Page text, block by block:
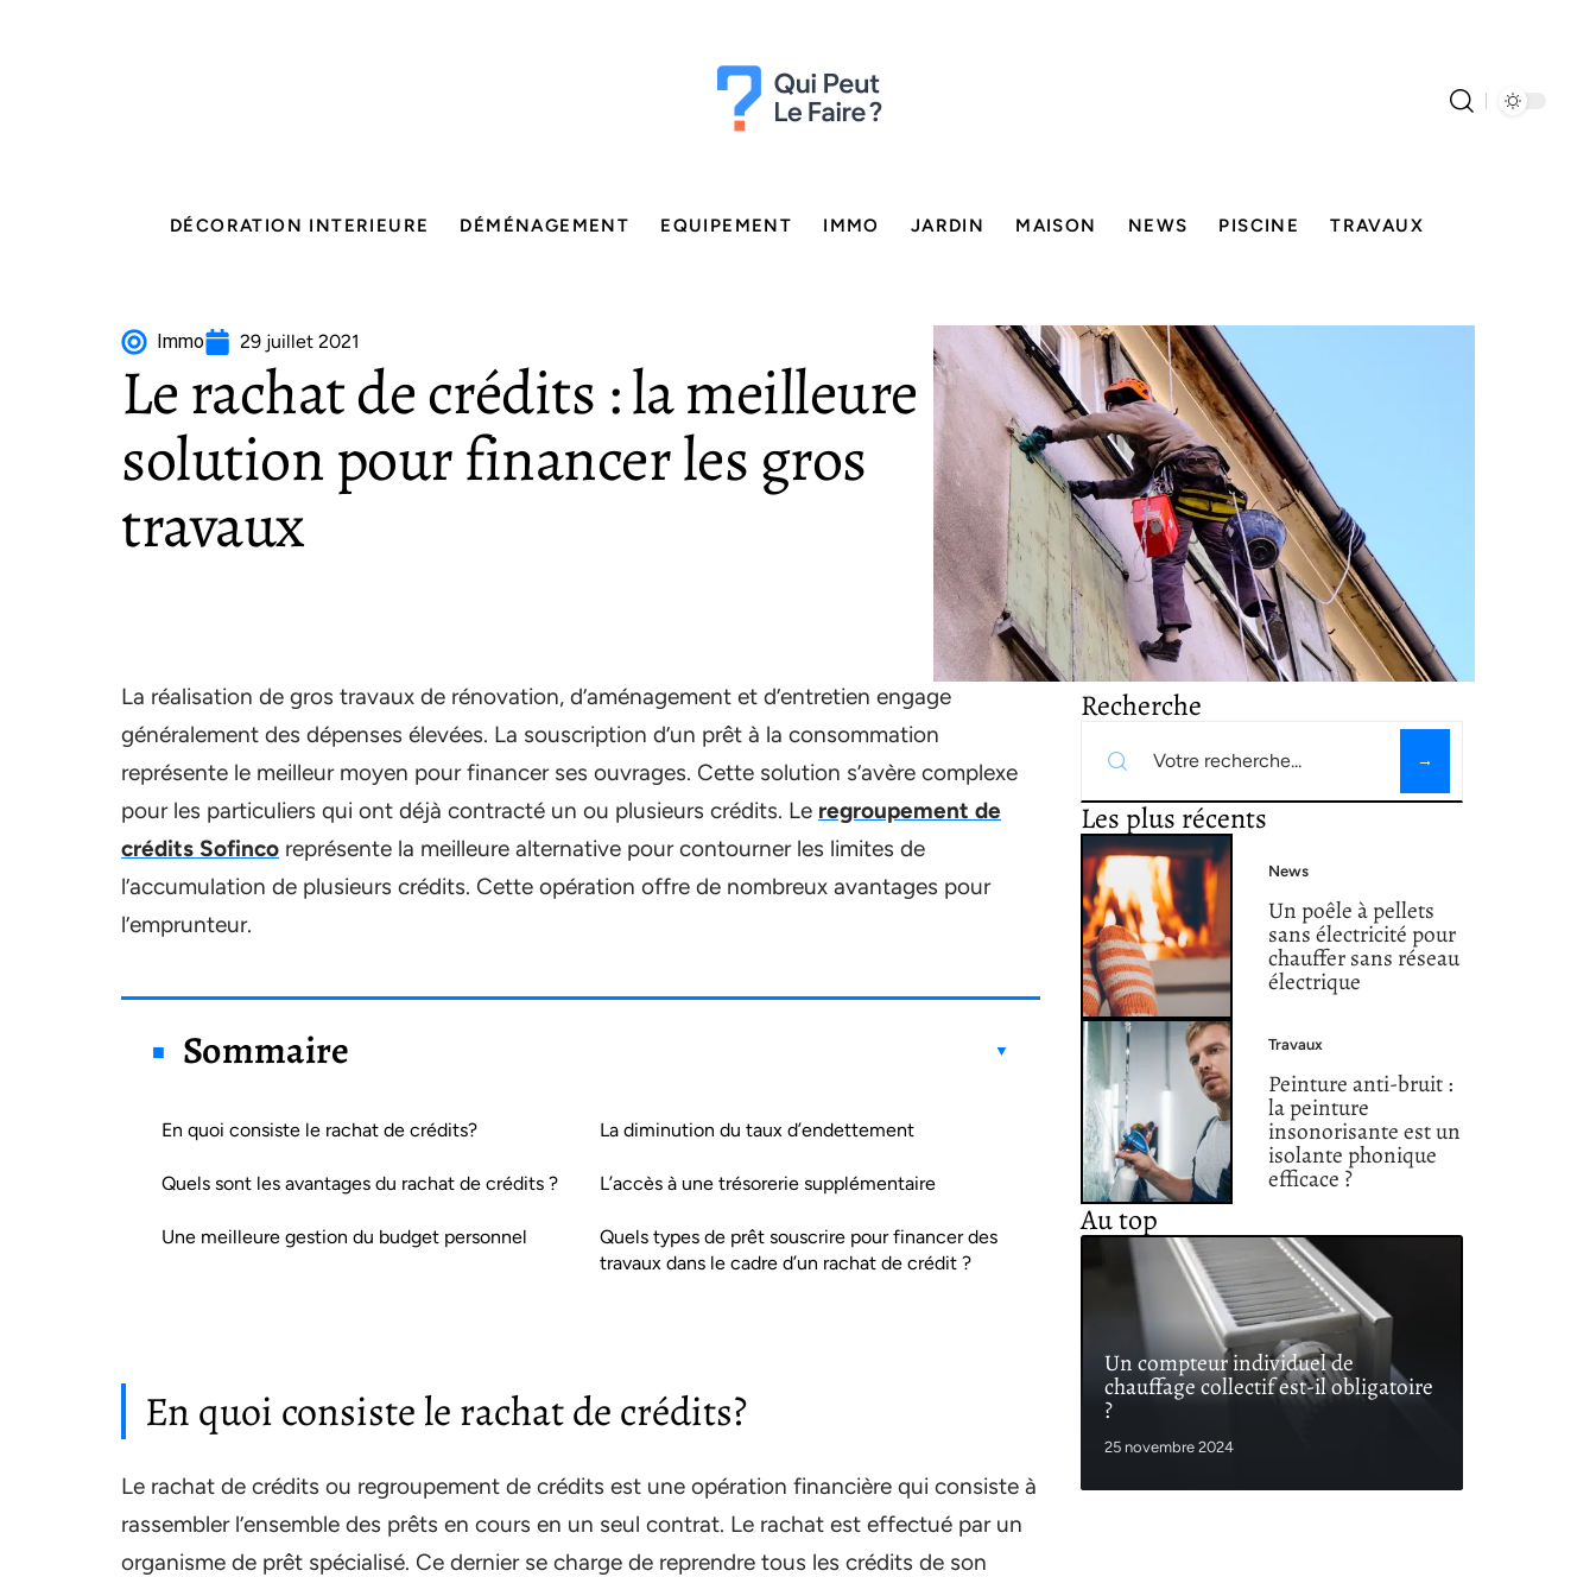
DÉCORATION INTERIEURE DÉMÉNAGEMENT EQUIPEMENT IMMO JARDIN MAISON NEWS PISCINE TRAVAUX
Immo 29 juillet 2021
Le rachat de crédits : la meilleure
solution pour financer les gros
travaux
La réalisation de gros travaux de rénovation, d’aménagement et d’entretien engage
généralement des dépenses élevées. La souscription d’un prêt à la consommation
représente le meilleur moyen pour financer ses ouvrages. Cette solution s’avère complexe
pour les particuliers qui ont déjà contracté un ou plusieurs crédits. Le regroupement de
crédits Sofinco représente la meilleure alternative pour contourner les limites de
l’accumulation de plusieurs crédits. Cette opération offre de nombreux avantages pour
l’emprunteur.
Sommaire
En quoi consiste le rachat de crédits?
Quels sont les avantages du rachat de crédits ?
Une meilleure gestion du budget personnel
La diminution du taux d’endettement
L’accès à une trésorerie supplémentaire
Quels types de prêt souscrire pour financer des
travaux dans le cadre d’un rachat de crédit ?
En quoi consiste le rachat de crédits?
Le rachat de crédits ou regroupement de crédits est une opération financière qui consiste à
rassembler l’ensemble des prêts en cours en un seul contrat. Le rachat est effectué par un
organisme de prêt spécialisé. Ce dernier se charge de reprendre tous les crédits de son
Recherche
Les plus récents
News
Un poêle à pellets
sans électricité pour
chauffer sans réseau
électrique
Travaux
Peinture anti-bruit :
la peinture
insonorisante est un
isolante phonique
efficace ?
Au top
Un compteur individuel de
chauffage collectif est-il obligatoire
?
25 novembre 2024